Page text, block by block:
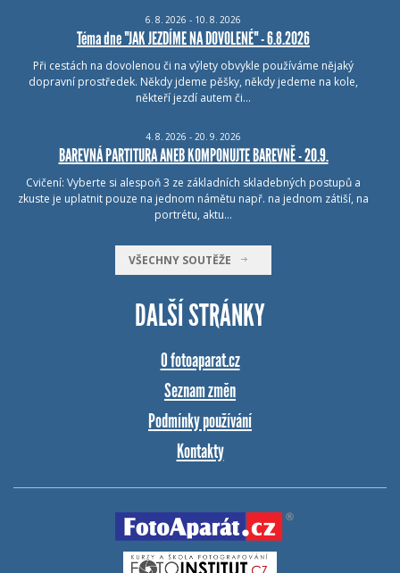
6. 8. 2026 - 10. 8. 2026
Téma dne "JAK JEZDÍME NA DOVOLENÉ" - 6.8.2026
Při cestách na dovolenou či na výlety obvykle používáme nějaký
dopravní prostředek. Někdy jdeme pěšky, někdy jedeme na kole,
někteří jezdí autem či…
4. 8. 2026 - 20. 9. 2026
BAREVNÁ PARTITURA ANEB KOMPONUJTE BAREVNĚ - 20.9.
Cvičení: Vyberte si alespoň 3 ze základních skladebných postupů a
zkuste je uplatnit pouze na jednom námětu např. na jednom zátiší, na
portrétu, aktu…
VŠECHNY SOUTĚŽE
DALŠÍ STRÁNKY
O fotoaparat.cz
Seznam změn
Podmínky používání
Kontakty